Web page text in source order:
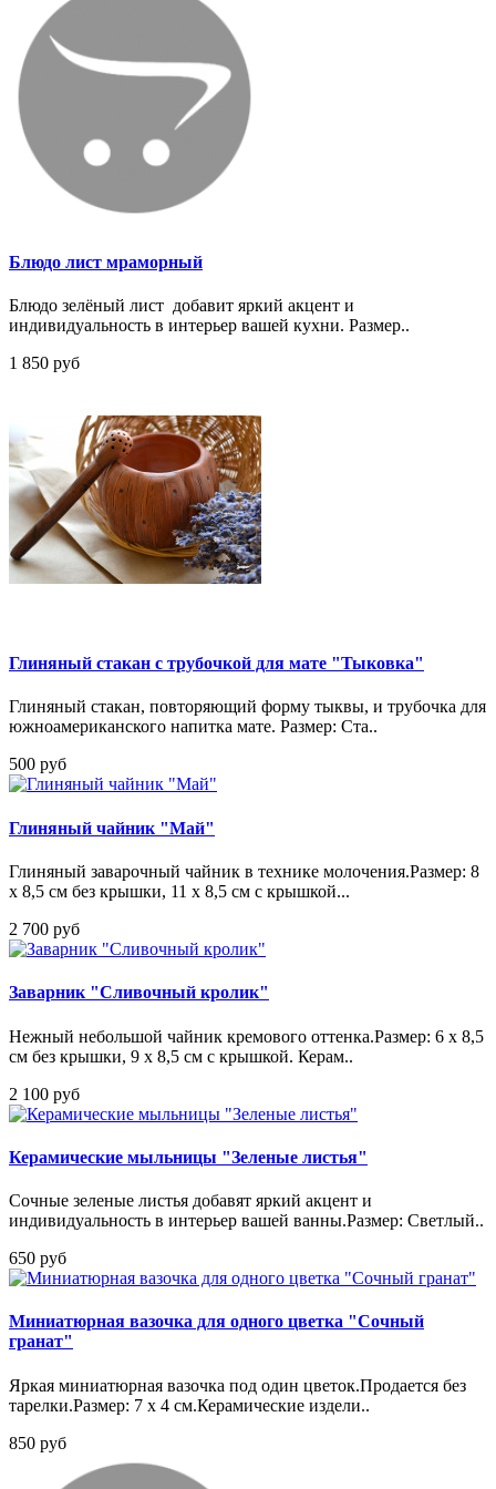
Блюдо лист мраморный
Блюдо зелёный лист добавит яркий акцент и
индивидуальность в интерьер вашей кухни. Размер..
1 850 руб
Глиняный стакан с трубочкой для мате "Тыковка"
Глиняный стакан, повторяющий форму тыквы, и трубочка для
южноамериканского напитка мате. Размер: Ста..
500 руб
Глиняный чайник "Май"
Глиняный заварочный чайник в технике молочения.Размер: 8
х 8,5 см без крышки, 11 х 8,5 см с крышкой...
2 700 руб
Заварник "Сливочный кролик"
Нежный небольшой чайник кремового оттенка.Размер: 6 х 8,5
см без крышки, 9 х 8,5 см с крышкой. Керам..
2 100 руб
Керамические мыльницы "Зеленые листья"
Сочные зеленые листья добавят яркий акцент и
индивидуальность в интерьер вашей ванны.Размер: Светлый..
650 руб
Миниатюрная вазочка для одного цветка "Сочный
гранат"
Яркая миниатюрная вазочка под один цветок.Продается без
тарелки.Размер: 7 х 4 см.Керамические издели..
850 руб